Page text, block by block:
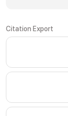
Citation Export